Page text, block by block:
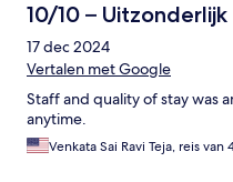
10/10 – Uitzonderlijk
17 dec 2024
Vertalen met Google
Staff and quality of stay was
anytime.
Venkata Sai Ravi Teja, reis van